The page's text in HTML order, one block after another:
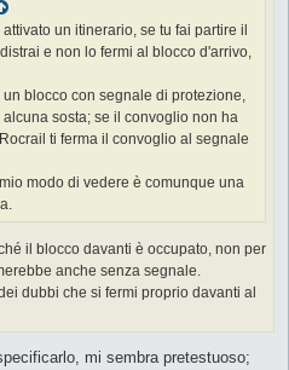
un itinerario, se tu fai partire il
e non lo fermi al blocco d'arrivo,
blocco con segnale di protezione,
sosta; se il convoglio non ha
ti ferma il convoglio al segnale
modo di vedere è comunque una
il blocco davanti è occupato, non per
anche senza segnale.
dubbi che si fermi proprio davanti al
mi sembra pretestuoso;